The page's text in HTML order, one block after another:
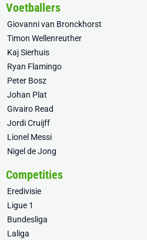
Voetballers
Giovanni van Bronckhorst
Timon Wellenreuther
Kaj Sierhuis
Ryan Flamingo
Peter Bosz
Johan Plat
Givairo Read
Jordi Cruijff
Lionel Messi
Nigel de Jong
Competities
Eredivisie
Ligue 1
Bundesliga
Laliga